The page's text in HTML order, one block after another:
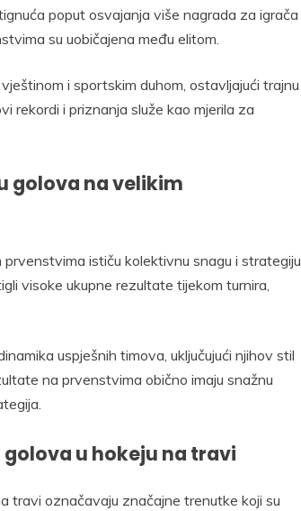
poput osvajanja više nagrada za igrača
su uobičajena među elitom.
i sportskim duhom, ostavljajući trajnu
rekordi i priznanja služe kao mjerila za
golova na velikim
ističu kolektivnu snagu i strategiju
visoke ukupne rezultate tijekom turnira,
uspješnih timova, uključujući njihov stil
na prvenstvima obično imaju snažnu
u hokeju na travi
travi označavaju značajne trenutke koji su